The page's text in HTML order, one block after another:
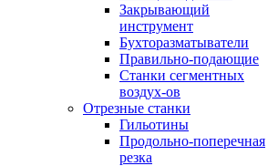
Закрывающий
инструмент
Бухторазматыватели
Правильно-подающие
Станки сегментных
воздух-ов
Отрезные станки
Гильотины
Продольно-поперечная
резка